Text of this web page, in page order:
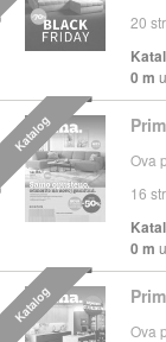
20
0 m
Ova
16
0 m
Katalog
Ova
Katalog